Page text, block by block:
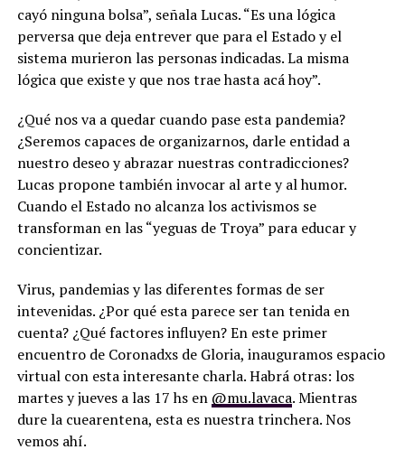
cayó ninguna bolsa”, señala Lucas. “Es una lógica
perversa que deja entrever que para el Estado y el
sistema murieron las personas indicadas. La misma
lógica que existe y que nos trae hasta acá hoy”.
¿Qué nos va a quedar cuando pase esta pandemia?
¿Seremos capaces de organizarnos, darle entidad a
nuestro deseo y abrazar nuestras contradicciones?
Lucas propone también invocar al arte y al humor.
Cuando el Estado no alcanza los activismos se
transforman en las “yeguas de Troya” para educar y
concientizar.
Virus, pandemias y las diferentes formas de ser
intevenidas. ¿Por qué esta parece ser tan tenida en
cuenta? ¿Qué factores influyen? En este primer
encuentro de Coronadxs de Gloria, inauguramos espacio
virtual con esta interesante charla. Habrá otras: los
martes y jueves a las 17 hs en @mu.lavaca. Mientras
dure la cuearentena, esta es nuestra trinchera. Nos
vemos ahí.